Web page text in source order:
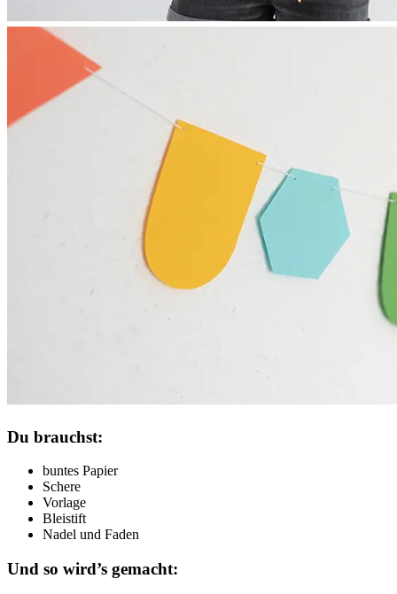
Du brauchst:
buntes Papier
Schere
Vorlage
Bleistift
Nadel und Faden
Und so wird’s gemacht: